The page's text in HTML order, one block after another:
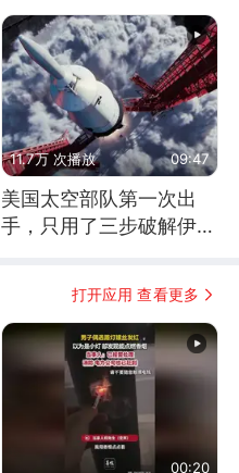
11.7万 次播放 09:47
美国太空部队第一次出
手，只用了三步破解伊朗
打开应用 查看更多
00:20